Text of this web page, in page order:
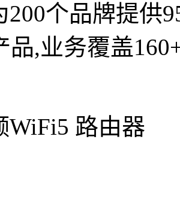
200个品牌提供
品,业务覆盖
WiFi5 路由器